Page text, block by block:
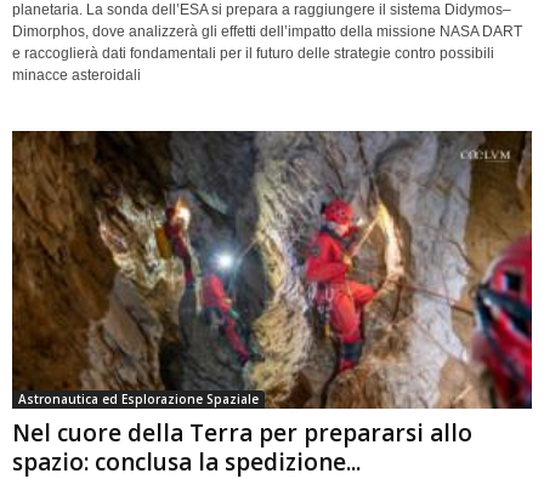
planetaria. La sonda dell’ESA si prepara a raggiungere il sistema Didymos–
Dimorphos, dove analizzerà gli effetti dell’impatto della missione NASA DART
e raccoglierà dati fondamentali per il futuro delle strategie contro possibili
minacce asteroidali
Astronautica ed Esplorazione Spaziale
Nel cuore della Terra per prepararsi allo
spazio: conclusa la spedizione...